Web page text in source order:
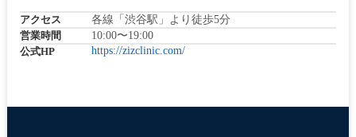
アクセス
各線「渋谷駅」より徒歩5分
営業時間
10:00〜19:00
公式HP
https://zizclinic.com/